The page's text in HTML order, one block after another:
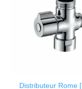
Distributeur Rome [